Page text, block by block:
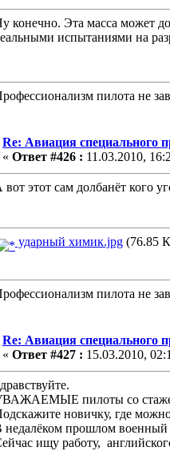
конечно. Эта масса может
испытаниями на
пилота не
Re: Авиация специального
« Ответ #426 : 11.03.2010,
вот этот сам долбанёт кого
ударный химик.jpg (76.85
пилота не
Re: Авиация специального
« Ответ #427 : 15.03.2010,
пилоты со
новичку, где
недалёком прошлом военный
ищу работу,